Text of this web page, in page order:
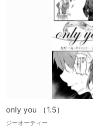
only you （1.5）
ジーオーティー